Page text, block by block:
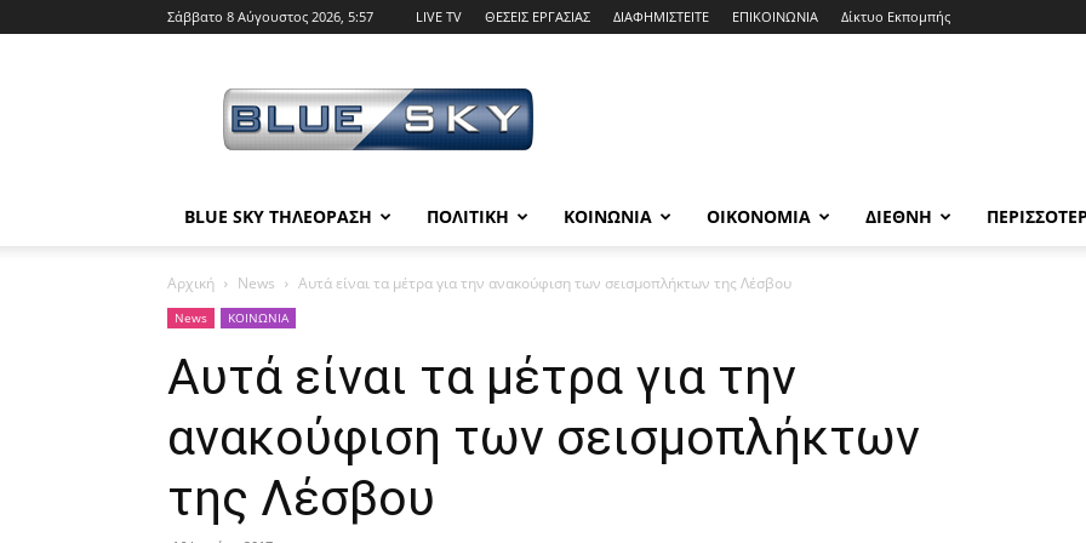
Σάββατο 8 Αύγουστος 2026, 5:57 LIVE TV ΘΕΣΕΙΣ ΕΡΓΑΣΙΑΣ ΔΙΑΦΗΜΙΣΤΕΙΤΕ ΕΠΙΚΟΙΝΩΝΙΑ Δίκτυο Εκπομπής
SKY
BLUE SKY ΤΗΛΕΟΡΑΣΗ ΠΟΛΙΤΙΚΗ ΚΟΙΝΩΝΙΑ ΟΙΚΟΝΟΜΙΑ ΔΙΕΘΝΗ
Αρχική News Αυτά είναι τα μέτρα για την ανακούφιση των σεισμοπλήκτων της Λέσβου
News ΚΟΙΝΩΝΙΑ
Αυτά είναι τα μέτρα για την
ανακούφιση των σεισμοπλήκτων
της Λέσβου